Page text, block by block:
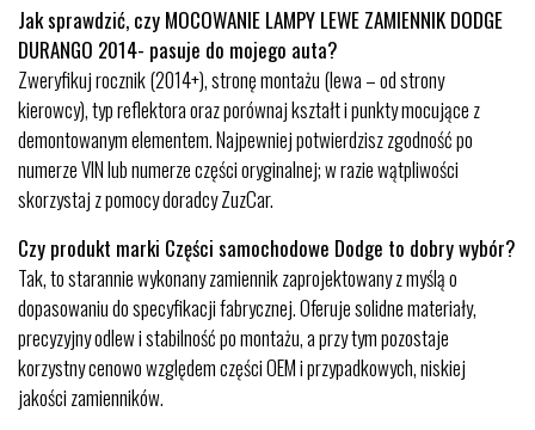
Jak sprawdzić, czy MOCOWANIE LAMPY LEWE ZAMIENNIK DODGE
DURANGO 2014- pasuje do mojego auta?
Zweryfikuj rocznik (2014+), stronę montażu (lewa – od strony
kierowcy), typ reflektora oraz porównaj kształt i punkty mocujące z
demontowanym elementem. Najpewniej potwierdzisz zgodność po
numerze VIN lub numerze części oryginalnej; w razie wątpliwości
skorzystaj z pomocy doradcy ZuzCar.
Czy produkt marki Części samochodowe Dodge to dobry wybór?
Tak, to starannie wykonany zamiennik zaprojektowany z myślą o
dopasowaniu do specyfikacji fabrycznej. Oferuje solidne materiały,
precyzyjny odlew i stabilność po montażu, a przy tym pozostaje
korzystny cenowo względem części OEM i przypadkowych, niskiej
jakości zamienników.